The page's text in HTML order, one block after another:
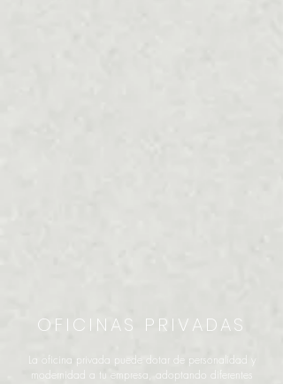
OFICINAS PRIVADAS
La oficina privada puede dotar de personalidad y
modernidad a tu empresa, adoptando diferentes